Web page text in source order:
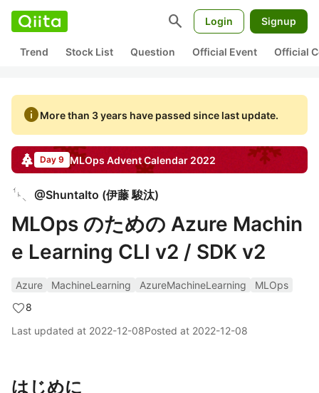
search Login Signup
Trend Stock List Question Official Event Official
infoMore than 3 years have passed since last update.
Day 9 MLOps Advent Calendar 2022
@ShuntaIto (伊藤 駿汰)
MLOps のための Azure Machin
e Learning CLI v2 / SDK v2
Azure MachineLearning AzureMachineLearning
MLOps
8
Last updated at 2022-12-08Posted at 2022-12-08
はじめに